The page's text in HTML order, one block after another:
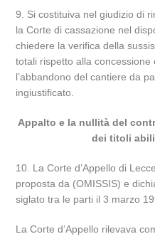
9. Si costituiva nel giudizio di
la Corte di cassazione nel
chiedere la verifica della
totali rispetto alla concessione
l’abbandono del cantiere da
ingiustificato.
Appalto e la nullità del
dei titoli
10. La Corte d’Appello di
proposta da (OMISSIS) e
siglato tra le parti il 3 marzo
La Corte d’Appello rilevava